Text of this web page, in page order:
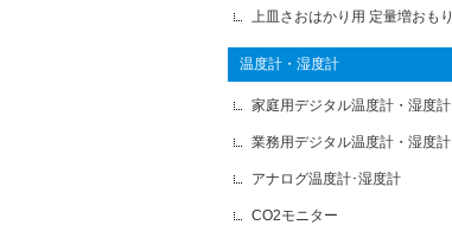
上皿さおはかり用 定量増おもり
温度計・湿度計
家庭用デジタル温度計・湿度計
業務用デジタル温度計・湿度計
アナログ温度計･湿度計
CO2モニター